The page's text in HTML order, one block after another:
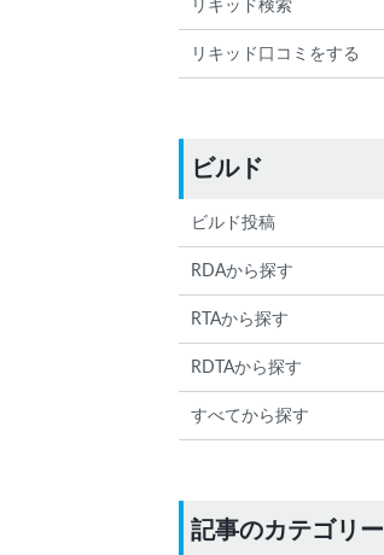
リキッド検索
リキッド口コミをする
ビルド
ビルド投稿
RDAから探す
RTAから探す
RDTAから探す
すべてから探す
記事のカテゴリー